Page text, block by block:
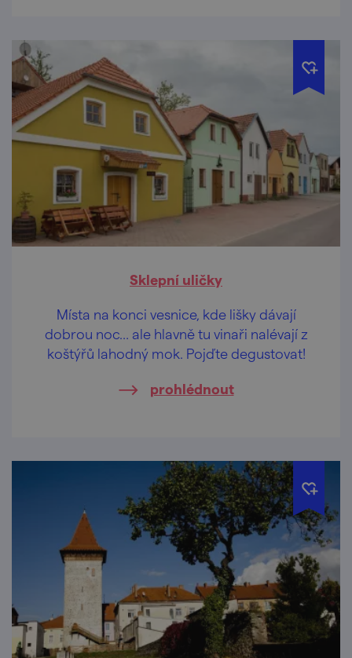
Sklepní uličky
Místa na konci vesnice, kde lišky dávají
dobrou noc… ale hlavně tu vinaři nalévají z
koštýřů lahodný mok. Pojďte degustovat!
prohlédnout